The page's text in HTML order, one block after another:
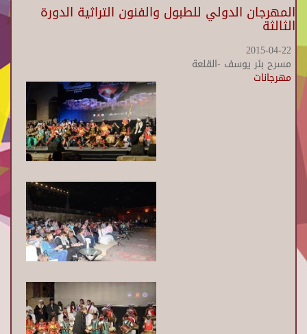
المهرجان الدولي للطبول والفنون التراثية الدورة
الثالثة
2015-04-22
مسرح بئر يوسف -القلعة
مهرجانات